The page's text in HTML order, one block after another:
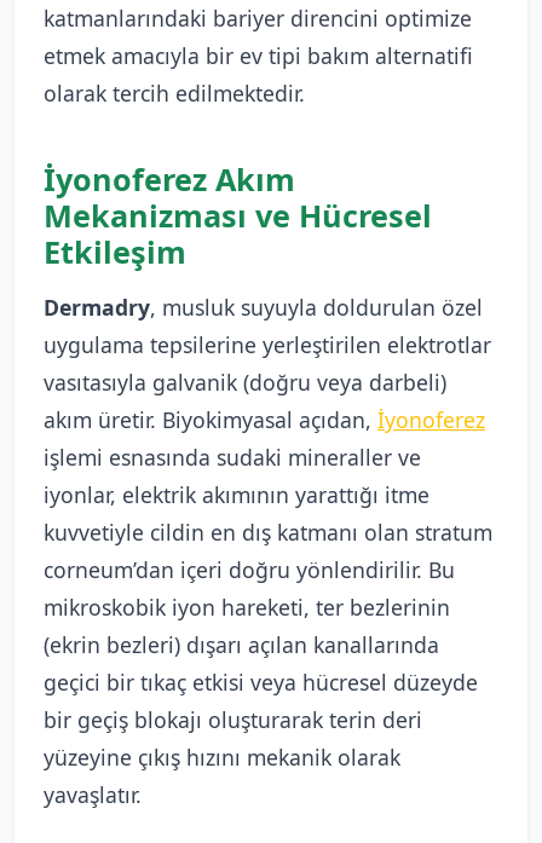
katmanlarındaki bariyer direncini optimize
etmek amacıyla bir ev tipi bakım alternatifi
olarak tercih edilmektedir.
İyonoferez Akım
Mekanizması ve Hücresel
Etkileşim
Dermadry, musluk suyuyla doldurulan özel
uygulama tepsilerine yerleştirilen elektrotlar
vasıtasıyla galvanik (doğru veya darbeli)
akım üretir. Biyokimyasal açıdan, İyonoferez
işlemi esnasında sudaki mineraller ve
iyonlar, elektrik akımının yarattığı itme
kuvvetiyle cildin en dış katmanı olan stratum
corneum’dan içeri doğru yönlendirilir. Bu
mikroskobik iyon hareketi, ter bezlerinin
(ekrin bezleri) dışarı açılan kanallarında
geçici bir tıkaç etkisi veya hücresel düzeyde
bir geçiş blokajı oluşturarak terin deri
yüzeyine çıkış hızını mekanik olarak
yavaşlatır.